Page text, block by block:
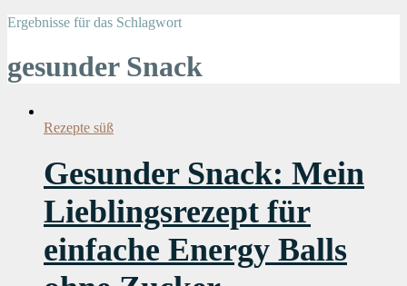
Ergebnisse für das Schlagwort
gesunder Snack
Rezepte süß
Gesunder Snack: Mein
Lieblingsrezept für
einfache Energy Balls